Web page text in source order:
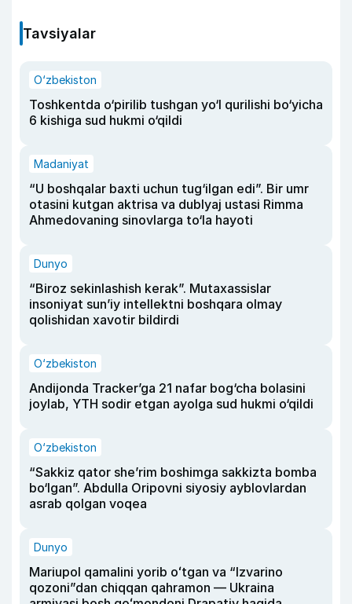
Tavsiyalar
O‘zbekiston
Toshkentda o‘pirilib tushgan yo‘l qurilishi bo‘yicha
6 kishiga sud hukmi o‘qildi
Madaniyat
“U boshqalar baxti uchun tug‘ilgan edi”. Bir umr
otasini kutgan aktrisa va dublyaj ustasi Rimma
Ahmedovaning sinovlarga to‘la hayoti
Dunyo
“Biroz sekinlashish kerak”. Mutaxassislar
insoniyat sun’iy intellektni boshqara olmay
qolishidan xavotir bildirdi
O‘zbekiston
Andijonda Tracker’ga 21 nafar bog‘cha bolasini
joylab, YTH sodir etgan ayolga sud hukmi o‘qildi
O‘zbekiston
“Sakkiz qator she’rim boshimga sakkizta bomba
bo‘lgan”. Abdulla Oripovni siyosiy ayblovlardan
asrab qolgan voqea
Dunyo
Mariupol qamalini yorib oʻtgan va “Izvarino
qozoni”dan chiqqan qahramon — Ukraina